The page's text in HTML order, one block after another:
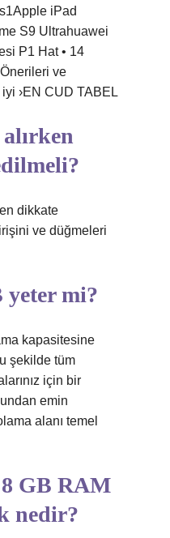
iPad
S9 Ultrahuawei
P1 Hat • 14
ve
›EN CUD TABEL
dikkate
ve düğmeleri
yeter mi?
kapasitesine
şekilde tüm
için bir
emin
alanı temel
GB RAM
nedir?